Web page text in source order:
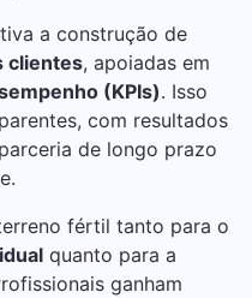
a construção de
clientes, apoiadas em
(KPIs). Isso
com resultados
de longo prazo
fértil tanto para o
quanto para a
ganham